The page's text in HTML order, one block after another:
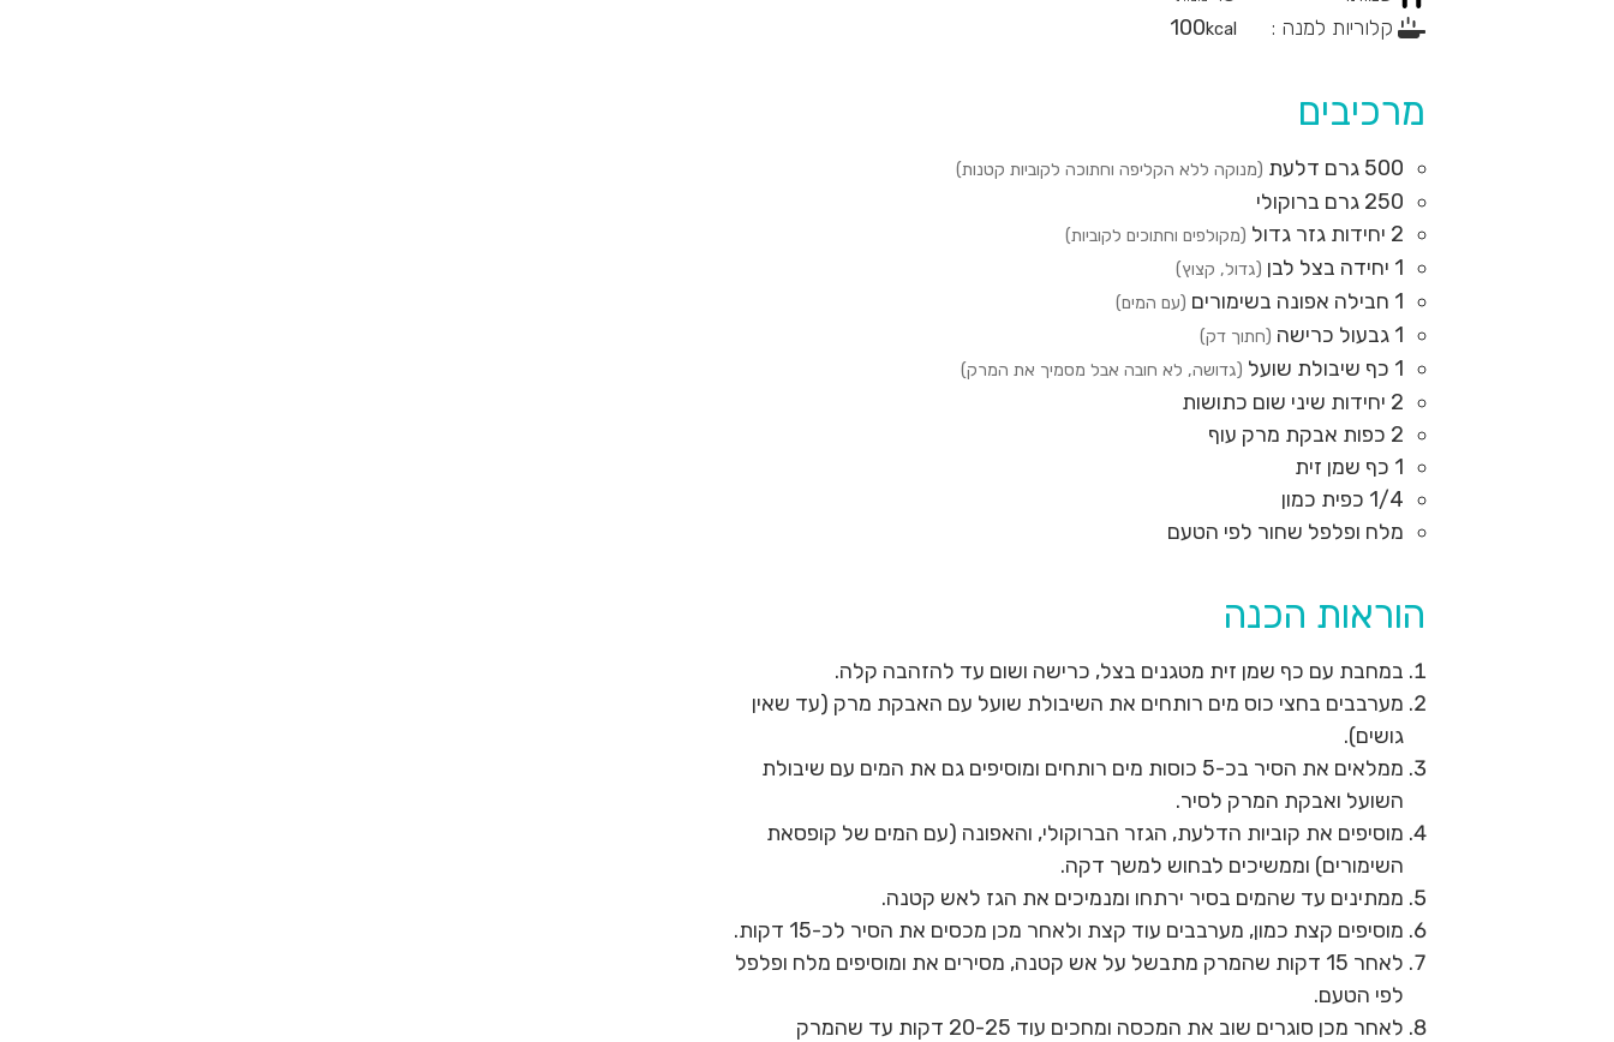
קלוריות למנה : 100kcal
מרכיבים
500 גרם דלעת (מנוקה ללא הקליפה וחתוכה לקוביות קטנות)
250 גרם ברוקולי
2 יחידות גזר גדול (מקולפים וחתוכים לקוביות)
1 יחידה בצל לבן (גדול, קצוץ)
1 חבילה אפונה בשימורים (עם המים)
1 גבעול כרישה (חתוך דק)
1 כף שיבולת שועל (גדושה, לא חובה אבל מסמיך את המרק)
2 יחידות שיני שום כתושות
2 כפות אבקת מרק עוף
1 כף שמן זית
1/4 כפית כמון
מלח ופלפל שחור לפי הטעם
הוראות הכנה
במחבת עם כף שמן זית מטגנים בצל, כרישה ושום עד להזהבה קלה.
מערבבים בחצי כוס מים רותחים את השיבולת שועל עם האבקת מרק (עד שאין
גושים).
ממלאים את הסיר בכ-5 כוסות מים רותחים ומוסיפים גם את המים עם שיבולת
השועל ואבקת המרק לסיר.
מוסיפים את קוביות הדלעת, הגזר הברוקולי, והאפונה (עם המים של קופסאת
השימורים) וממשיכים לבחוש למשך דקה.
ממתינים עד שהמים בסיר ירתחו ומנמיכים את הגז לאש קטנה.
מוסיפים קצת כמון, מערבבים עוד קצת ולאחר מכן מכסים את הסיר לכ-15 דקות.
לאחר 15 דקות שהמרק מתבשל על אש קטנה, מסירים את ומוסיפים מלח ופלפל
לפי הטעם.
לאחר מכן סוגרים שוב את המכסה ומחכים עוד 20-25 דקות עד שהמרק